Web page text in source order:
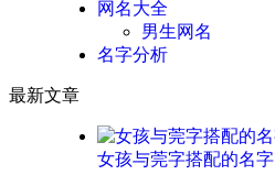
网名大全
男生网名
名字分析
最新文章
女孩与莞字搭配的名字